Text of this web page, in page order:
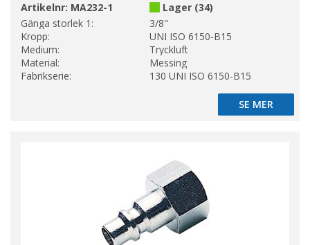
Artikelnr: MA232-1
Lager (34)
Gänga storlek 1:
3/8"
Kropp:
UNI ISO 6150-B15
Medium:
Tryckluft
Material:
Messing
Fabrikserie:
130 UNI ISO 6150-B15
SE MER
SE MER